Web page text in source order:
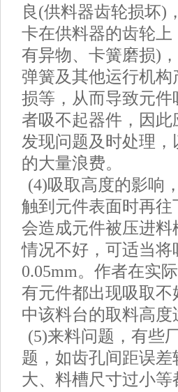
良(供料器齿轮损坏)
卡在供料器的齿轮上
有异物、卡簧磨损)，
弹簧及其他运行机构
损等，从而导致元件
者吸不起器件，因此
发现问题及时处理，
的大量浪费。
(4)吸取高度的影响
触到元件表面时再往
会造成元件被压进
情况不好，可适当
0.05mm。作者在实
有元件都出现吸取
中该料台的取料高度
(5)来料问题，有些
题，如齿孔间距误
大、料槽尺寸过小